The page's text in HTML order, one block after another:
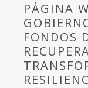
PÁGINA
FONDOS